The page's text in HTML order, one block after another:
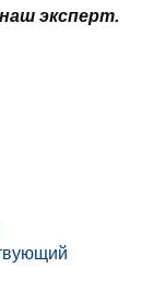
наш эксперт.